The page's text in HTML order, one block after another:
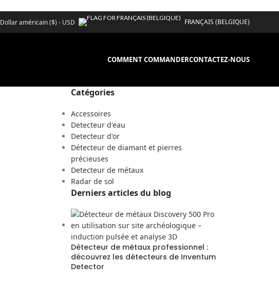
Dollar américain ($) - USD FRANÇAIS (BELGIQUE)
COMMENT COMMANDERCONTACTEZ-NOUS
Catégories
Accessoires
Detecteur d'eau
Detecteur d'or
Détecteur de diamant et pierres
précieuses
Detecteur de métaux
Radar de sol
Derniers articles du blog
Détecteur de métaux professionnel :
découvrez les détecteurs de Inventum
Detector